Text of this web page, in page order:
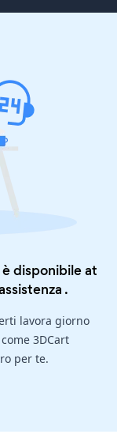
disponibile at
.
lavora giorno
3DCart
per te.